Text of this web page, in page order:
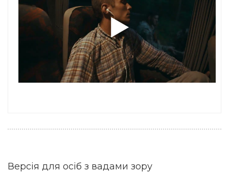
Версія для осіб з вадами зору